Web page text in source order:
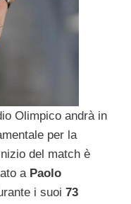
Olimpico andrà in
per la
del match è
a Paolo
i suoi 73